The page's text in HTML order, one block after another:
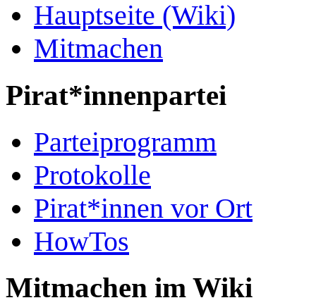
Hauptseite (Wiki)
Mitmachen
Pirat*innenpartei
Parteiprogramm
Protokolle
Pirat*innen vor Ort
HowTos
Mitmachen im Wiki